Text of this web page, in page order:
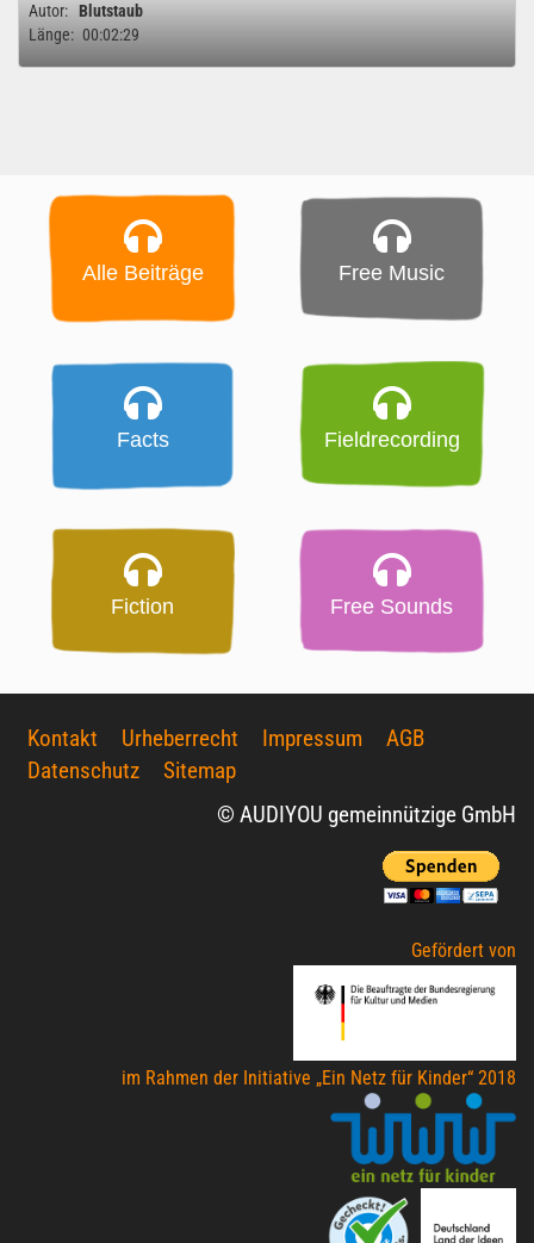
Autor: Blutstaub
Länge: 00:02:29
Alle Beiträge Free Music
Facts Fieldrecording
Fiction Free Sounds
Kontakt Urheberrecht Impressum
AGB
Datenschutz
Sitemap
© AUDIYOU gemeinnützige GmbH
Gefördert von
im Rahmen der Initiative „Ein Netz für Kinder“ 2018